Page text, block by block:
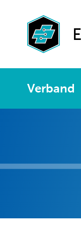
Verband